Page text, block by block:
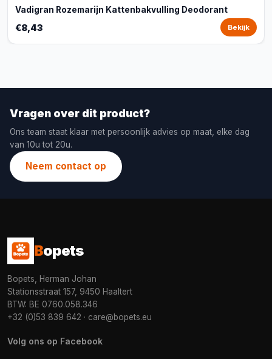
Vadigran Rozemarijn Kattenbakvulling Deodorant
€8,43 Bekijk
Vragen over dit product?
Ons team staat klaar met persoonlijk advies op maat, elke dag
van 10u tot 20u.
Neem contact op
Bopets
Bopets, Herman Johan
Stationsstraat 157, 9450 Haaltert
BTW: BE 0760.058.346
+32 (0)53 839 642 · care@bopets.eu
Volg ons op Facebook